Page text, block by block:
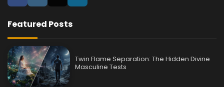
Featured Posts
Twin Flame Separation: The Hidden Divine
Masculine Tests